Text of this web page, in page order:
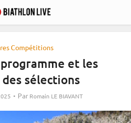
Compétitions
et les
sélections
Par Romain LE BIAVANT